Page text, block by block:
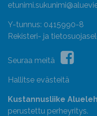
Y-tunnus: 0415990-8
Rekisteri- ja
Seuraa meitä
Hallitse evästeitä
Kustannusliike
perustettu perheyritys.